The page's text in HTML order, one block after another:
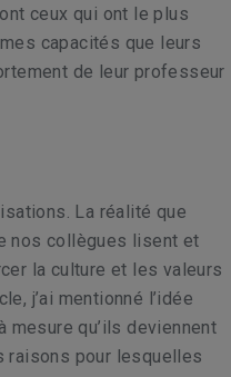
ceux qui ont le plus
capacités que leurs
de leur professeur
La réalité que
nos collègues lisent et
la culture et les valeurs
j’ai mentionné l’idée
qu’ils deviennent
raisons pour lesquelles